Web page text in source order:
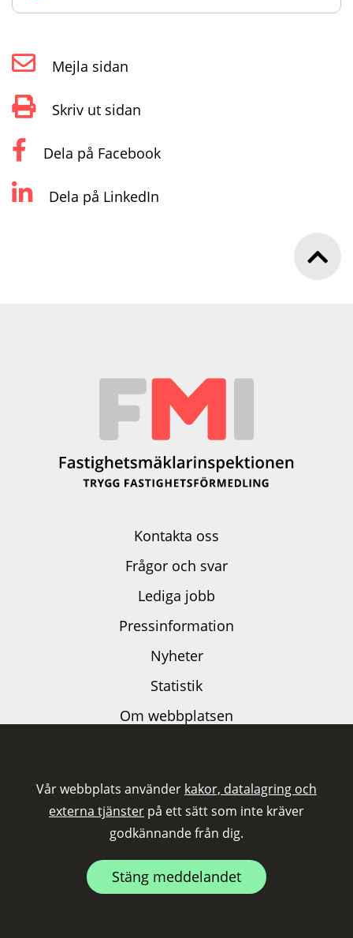
Vår webbplats använder kakor, datalagring och
externa tjänster på ett sätt som inte kräver
godkännande från dig.
Stäng meddelandet
Mejla sidan
Skriv ut sidan
Dela på Facebook
Dela på LinkedIn
Kontakta oss
Frågor och svar
Lediga jobb
Pressinformation
Nyheter
Statistik
Om webbplatsen
Tillgänglighetsutlåtande
Följ oss på LinkedIn